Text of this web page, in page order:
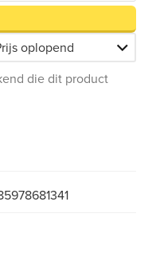
die dit product